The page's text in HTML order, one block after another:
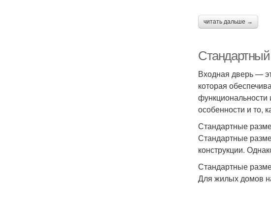
читать дальше →
Входная дверь —
которая
функциональности
особенности и то,
Стандартные
Стандартные
конструкции.
Стандартные
Для жилых домов